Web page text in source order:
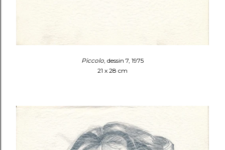
Piccolo, dessin 7, 1975
21 x 28 cm